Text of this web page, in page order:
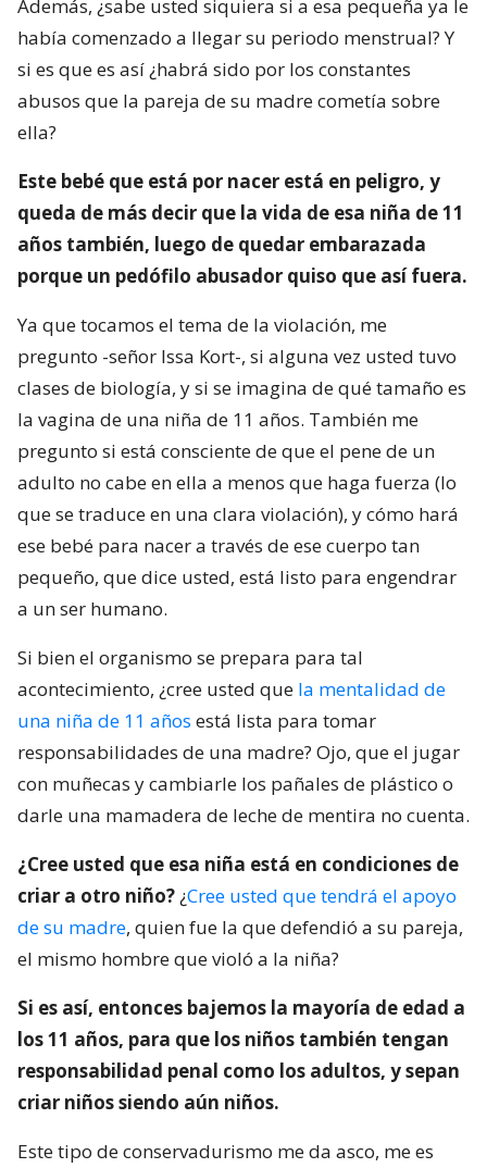
Además, ¿sabe usted siquiera si a esa pequeña ya le
había comenzado a llegar su periodo menstrual? Y
si es que es así ¿habrá sido por los constantes
abusos que la pareja de su madre cometía sobre
ella?
Este bebé que está por nacer está en peligro, y
queda de más decir que la vida de esa niña de 11
años también, luego de quedar embarazada
porque un pedófilo abusador quiso que así fuera.
Ya que tocamos el tema de la violación, me
pregunto -señor Issa Kort-, si alguna vez usted tuvo
clases de biología, y si se imagina de qué tamaño es
la vagina de una niña de 11 años. También me
pregunto si está consciente de que el pene de un
adulto no cabe en ella a menos que haga fuerza (lo
que se traduce en una clara violación), y cómo hará
ese bebé para nacer a través de ese cuerpo tan
pequeño, que dice usted, está listo para engendrar
a un ser humano.
Si bien el organismo se prepara para tal
acontecimiento, ¿cree usted que la mentalidad de
una niña de 11 años está lista para tomar
responsabilidades de una madre? Ojo, que el jugar
con muñecas y cambiarle los pañales de plástico o
darle una mamadera de leche de mentira no cuenta.
¿Cree usted que esa niña está en condiciones de
criar a otro niño?¿Cree usted que tendrá el apoyo
de su madre, quien fue la que defendió a su pareja,
el mismo hombre que violó a la niña?
Si es así, entonces bajemos la mayoría de edad a
los 11 años, para que los niños también tengan
responsabilidad penal como los adultos, y sepan
criar niños siendo aún niños.
Este tipo de conservadurismo me da asco, me es